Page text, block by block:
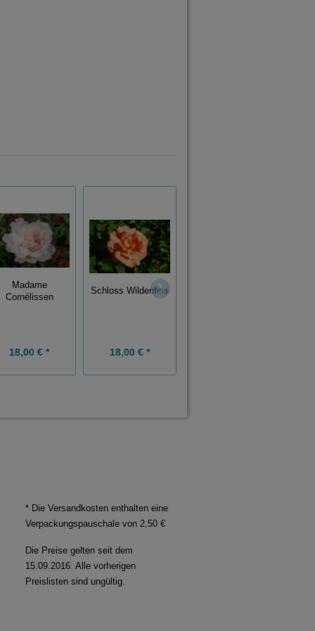
Madame
Cornélissen
18,00 € *
Schloss Wildenfels
18,00 € *
* Die Versandkosten enthalten eine
Verpackungspauschale von 2,50 €
Die Preise gelten seit dem
15.09.2016. Alle vorherigen
Preislisten sind ungültig.